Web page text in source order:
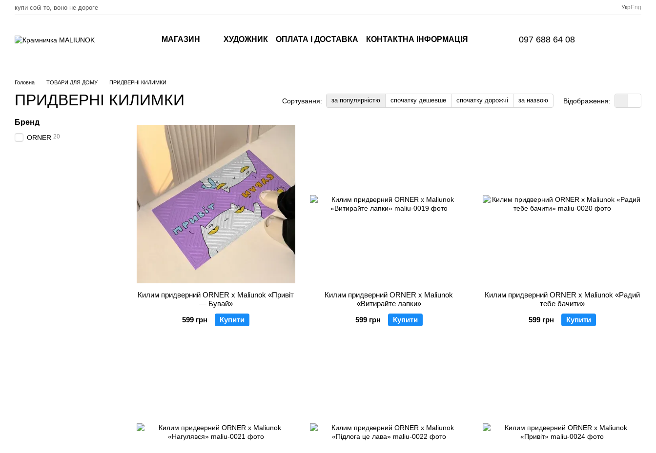
Перейти до основного контенту
купи собі то, воно не дороге УкрEng
МАГАЗИН ХУДОЖНИК ОПЛАТА І ДОСТАВКА КОНТАКТНА ІНФОРМАЦІЯ 097 688 64 08
Головна ТОВАРИ ДЛЯ ДОМУ ПРИДВЕРНІ КИЛИМКИ
ПРИДВЕРНІ КИЛИМКИ Сортування: за популярністю спочатку дешевше спочатку дорожчі за назвою Відображення:
Килим придверний ORNER x Maliunok «Привіт
— Бувай»
599 грн
Купити
Килим придверний ORNER x Maliunok
«Витирайте лапки»
599 грн
Купити
Килим придверний ORNER x Maliunok «Радий
тебе бачити»
599 грн
Купити
Бренд
ORNER 20